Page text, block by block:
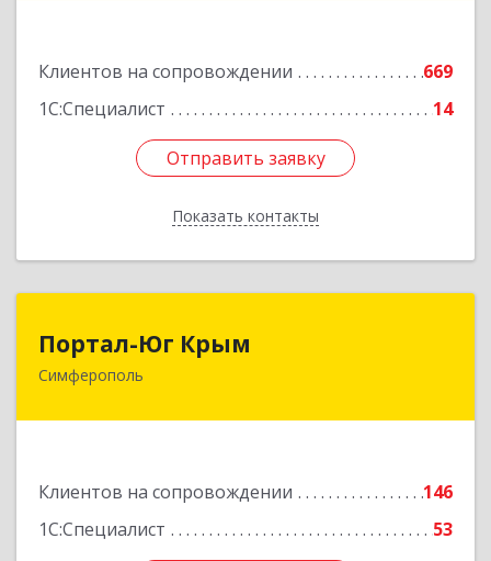
Клиентов на сопровождении
669
1С:Специалист
14
Отправить заявку
Показать контакты
Отправить заявку
Назад
Портал-Юг Крым
Симферополь
Клиентов на сопровождении
146
1С:Специалист
53
295015, Крым Респ, Симферополь г, Козлова ул,